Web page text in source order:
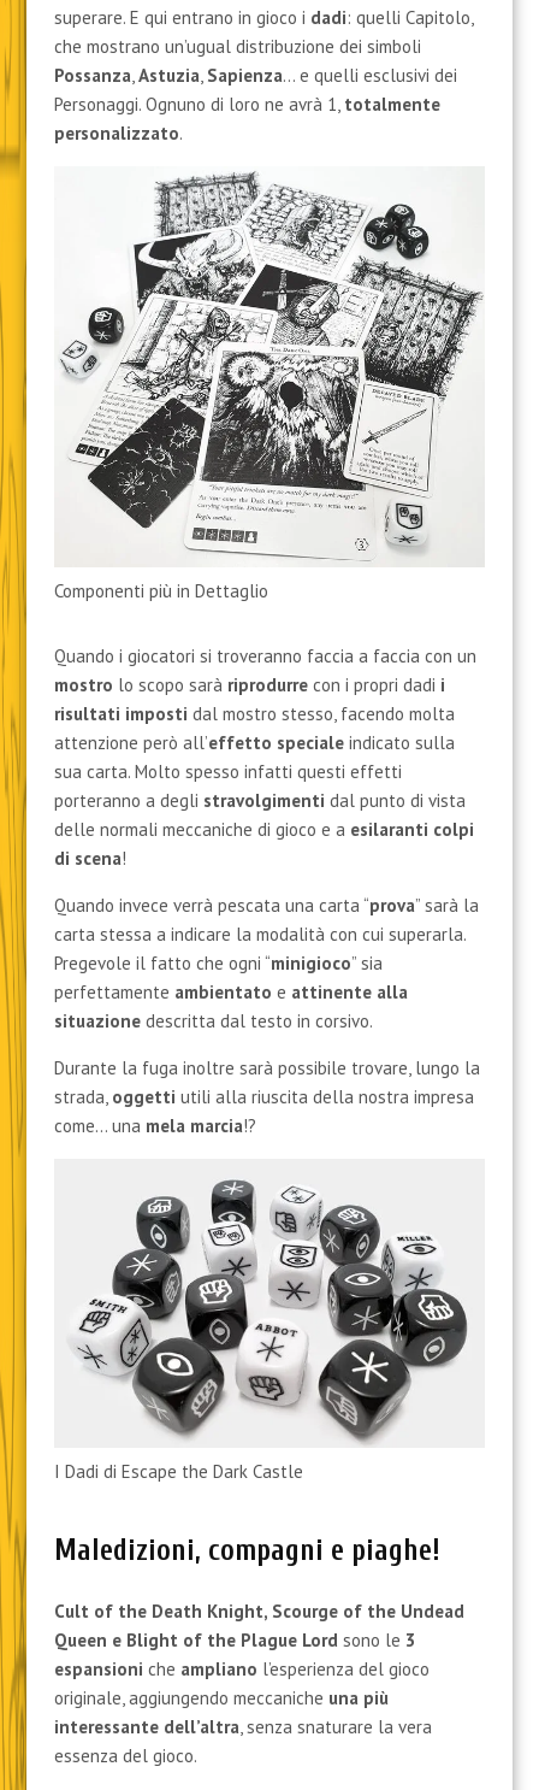
superare. E qui entrano in gioco i dadi: quelli Capitolo,
che mostrano un’ugual distribuzione dei simboli
Possanza Astuzia Sapienza… e quelli esclusivi dei
Personaggi. Ognuno di loro ne avrà 1, totalmente
personalizzato.
Componenti più in Dettaglio
Quando i giocatori si troveranno faccia a faccia con un
mostro lo scopo sarà riprodurrecon i propri dadi i
risultati imposti dal mostro stesso, facendo molta
attenzione però all’effetto specialeindicato sulla
sua carta. Molto spesso infatti questi effetti
porteranno a degli stravolgimenti dal punto di vista
delle normali meccaniche di gioco e a esilaranti colpi
di scena!
Quando invece verrà pescata una carta “prova” sarà la
carta stessa a indicare la modalità con cui superarla.
Pregevole il fatto che ogni “minigioco” sia
perfettamente ambientato e attinente alla
situazionedescritta dal testo in corsivo.
Durante la fuga inoltre sarà possibile trovare, lungo la
strada, oggetti utili alla riuscita della nostra impresa
come… una mela marcia!?
I Dadi di Escape the Dark Castle
Maledizioni, compagni e piaghe!
Cult of the Death Knight, Scourge of the Undead
Queen e Blight of the Plague Lord sono le 3
espansioni che ampliano l’esperienza del gioco
originale, aggiungendo meccaniche una più
interessante dell’altra, senza snaturare la vera
essenza del gioco.